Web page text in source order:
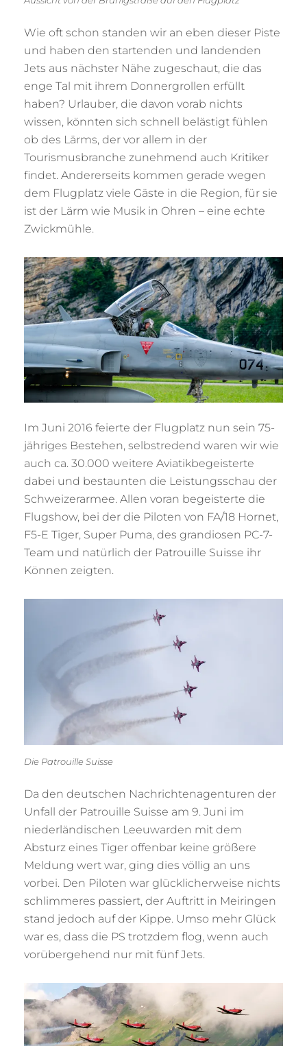
Wie oft schon standen wir an eben dieser Piste
und haben den startenden und landenden
Jets aus nächster Nähe zugeschaut, die das
enge Tal mit ihrem Donnergrollen erfüllt
haben? Urlauber, die davon vorab nichts
wissen, könnten sich schnell belästigt fühlen
ob des Lärms, der vor allem in der
Tourismusbranche zunehmend auch Kritiker
findet. Andererseits kommen gerade wegen
dem Flugplatz viele Gäste in die Region, für sie
ist der Lärm wie Musik in Ohren – eine echte
Zwickmühle.
Im Juni 2016 feierte der Flugplatz nun sein 75-
jähriges Bestehen, selbstredend waren wir wie
auch ca. 30.000 weitere Aviatikbegeisterte
dabei und bestaunten die Leistungsschau der
Schweizerarmee. Allen voran begeisterte die
Flugshow, bei der die Piloten von FA/18 Hornet,
F5-E Tiger, Super Puma, des grandiosen PC-7-
Team und natürlich der Patrouille Suisse ihr
Können zeigten.
Die Patrouille Suisse
Da den deutschen Nachrichtenagenturen der
Unfall der Patrouille Suisse am 9. Juni im
niederländischen Leeuwarden mit dem
Absturz eines Tiger offenbar keine größere
Meldung wert war, ging dies völlig an uns
vorbei. Den Piloten war glücklicherweise nichts
schlimmeres passiert, der Auftritt in Meiringen
stand jedoch auf der Kippe. Umso mehr Glück
war es, dass die PS trotzdem flog, wenn auch
vorübergehend nur mit fünf Jets.